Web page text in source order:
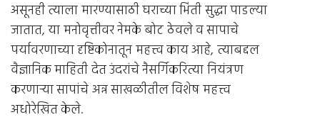
असूनही त्याला मारण्यासाठी घराच्या भिंती सुद्धा पाडल्या
जातात, या मनोवृत्तीवर नेमके बोट ठेवले व सापाचे
पर्यावरणाच्या दृष्टिकोनातून महत्त्व काय आहे, त्याबद्दल
वैज्ञानिक माहिती देत उंदरांचे नैसर्गिकरित्या नियंत्रण
करणार्‍या सापांचे अन्न साखळीतील विशेष महत्त्व
अधोरेखित केले.